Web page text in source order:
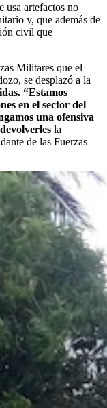
usa artefactos no
y, que además de
civil que
Militares que el
se desplazó a la
“Estamos
en el sector del
una ofensiva
la
de las Fuerzas